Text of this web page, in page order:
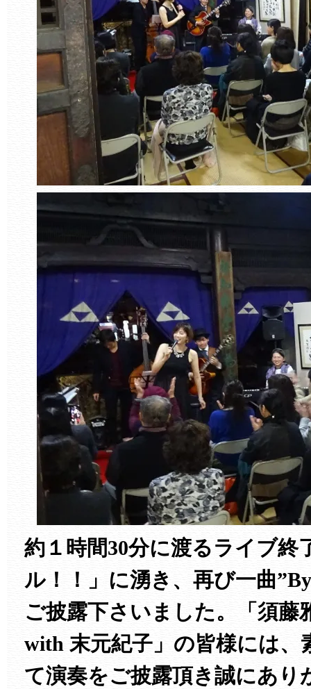
約１時間30分に渡るライブ終
ル！！」に湧き、再び一曲”
ご披露下さいました。「須藤
with 末元紀子」の皆様には、
て演奏をご披露頂き誠にあり